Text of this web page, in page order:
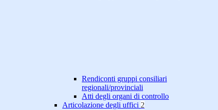
Rendiconti gruppi consiliari
regionali/provinciali
Atti degli organi di controllo
Articolazione degli uffici 2